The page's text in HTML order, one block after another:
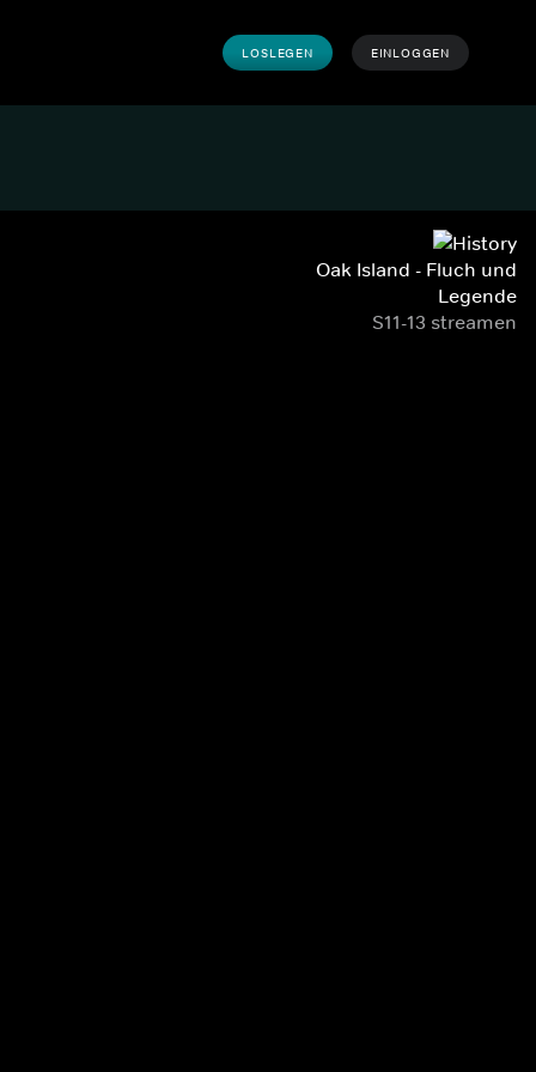
LOSLEGEN EINLOGGEN
Oak Island - Fluch und
Legende
S11-13 streamen